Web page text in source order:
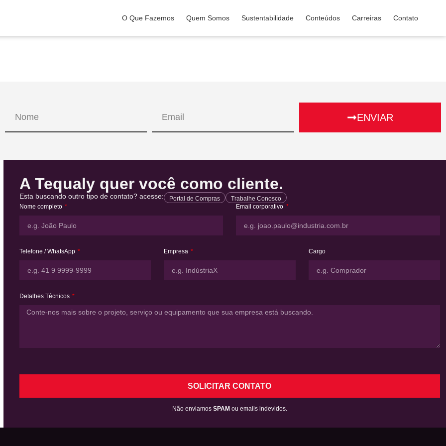
O Que Fazemos Quem Somos Sustentabilidade Conteúdos Carreiras Contato
ENVIAR
A Tequaly quer você como cliente.
Esta buscando outro tipo de contato? acesse: Portal de Compras
Trabalhe Conosco
Nome completo
Email corporativo
Telefone / WhatsApp Empresa Cargo
Detalhes Técnicos
SOLICITAR CONTATO
Não enviamos SPAM ou emails indevidos.